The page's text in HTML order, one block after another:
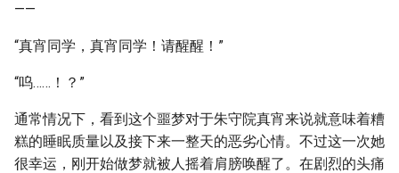
——
“真宵同学，真宵同学！请醒醒！”
“呜……！？”
通常情况下，看到这个噩梦对于朱守院真宵来说就意味着糟
糕的睡眠质量以及接下来一整天的恶劣心情。不过这一次她
很幸运，刚开始做梦就被人摇着肩膀唤醒了。在剧烈的头痛